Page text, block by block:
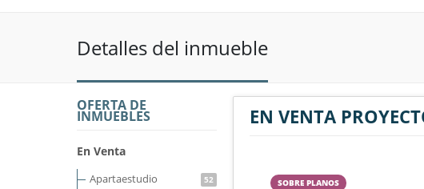
Detalles del inmueble
OFERTA DE
INMUEBLES
En Venta
Apartaestudio 52
EN VENTA
SOBRE PLANOS